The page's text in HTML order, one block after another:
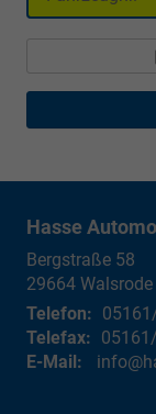
Hasse
Bergstraße 58
29664 Walsrode
Telefon:
Telefax:
E-Mail: